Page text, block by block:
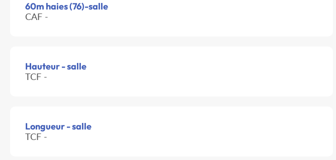
60m haies (76)-salle
CAF -
Hauteur - salle
TCF -
Longueur - salle
TCF -